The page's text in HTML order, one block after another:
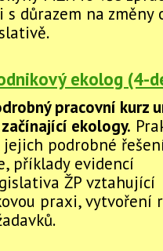
s důrazem na změny
ekolog (4-
pracovní kurz
ekology.
podrobné
příklady evidencí
ŽP vztahující
praxi, vytvoření